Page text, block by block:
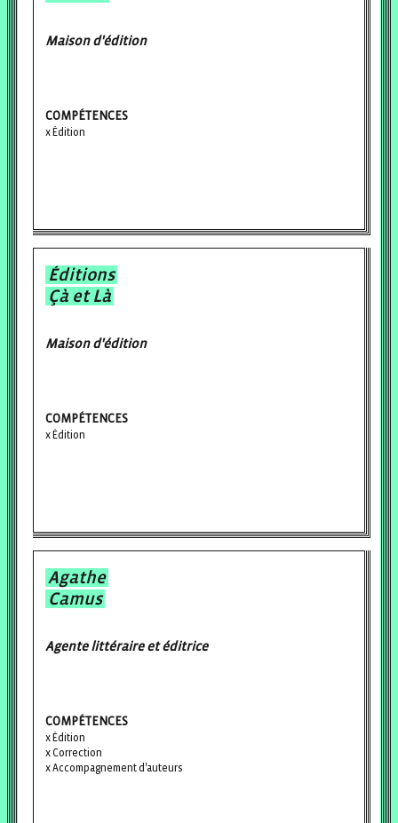
Maison d'édition
COMPÉTENCES
Édition
Éditions
Çà et Là
Maison d'édition
COMPÉTENCES
Édition
Agathe
Camus
Agente littéraire et éditrice
COMPÉTENCES
Édition
Correction
Accompagnement d'auteurs